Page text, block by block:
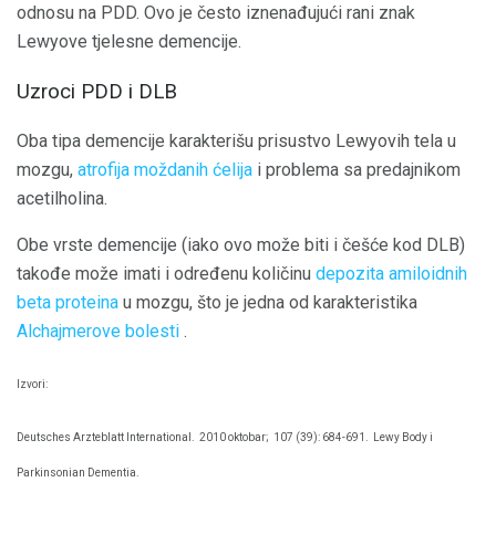
odnosu na PDD. Ovo je često iznenađujući rani znak
Lewyove tjelesne demencije.
Uzroci PDD i DLB
Oba tipa demencije karakterišu prisustvo Lewyovih tela u
mozgu, atrofija moždanih ćelija i problema sa predajnikom
acetilholina.
Obe vrste demencije (iako ovo može biti i češće kod DLB)
takođe može imati i određenu količinu depozita amiloidnih
beta proteina u mozgu, što je jedna od karakteristika
Alchajmerove bolesti .
Izvori:
Deutsches Arzteblatt International. 2010 oktobar; 107 (39): 684-691. Lewy Body i
Parkinsonian Dementia.